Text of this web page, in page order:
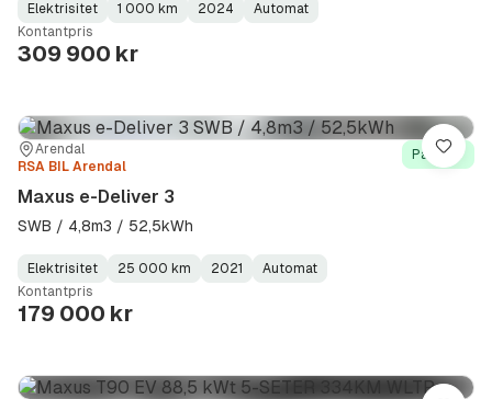
Fuel
Type:
Elektrisitet
Kilometerstand:
1 000 km
Model
Year:
2024
Gearbox
Type:
Automat
Kontantpris
309 900 kr
Sted:
Arendal
Forhandler:
RSA BIL Arendal
På lager
Maxus e-Deliver 3
SWB / 4,8m3 / 52,5kWh
Fuel
Type:
Elektrisitet
Kilometerstand:
25 000 km
Model
Year:
2021
Gearbox
Type:
Automat
Kontantpris
179 000 kr
Lagre